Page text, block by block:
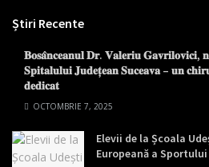
Știri Recente
𝐁𝐨𝐬𝐚̂𝐧𝐜𝐞𝐚𝐧𝐮𝐥 𝐃𝐫. 𝐕𝐚𝐥𝐞𝐫𝐢𝐮 𝐆𝐚𝐯𝐫𝐢𝐥𝐨𝐯𝐢𝐜𝐢,
𝐒𝐩𝐢𝐭𝐚𝐥𝐮𝐥𝐮𝐢 𝐉𝐮𝐝𝐞𝐭̦𝐞𝐚𝐧 𝐒𝐮𝐜𝐞𝐚𝐯𝐚 – 𝐮𝐧
𝐝𝐞𝐝𝐢𝐜𝐚𝐭
OCTOMBRIE 7, 2025
Elevii de la Școala
Europeană a